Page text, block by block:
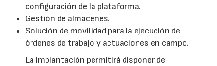
configuración de la plataforma.
Gestión de almacenes.
Solución de movilidad para la ejecución de
órdenes de trabajo y actuaciones en campo.
La implantación permitirá disponer de